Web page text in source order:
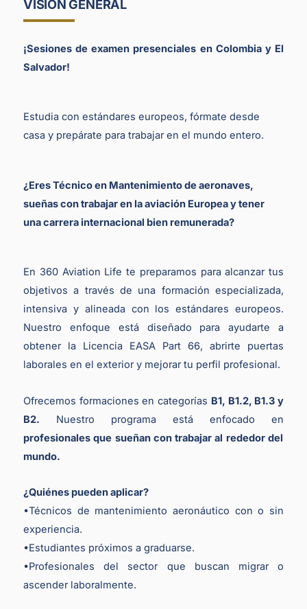
VISIÓN GENERAL
¡Sesiones de examen presenciales en Colombia y El
Salvador!
Estudia con estándares europeos, fórmate desde
casa y prepárate para trabajar en el mundo entero.
¿Eres Técnico en Mantenimiento de aeronaves,
sueñas con trabajar en la aviación Europea y tener
una carrera internacional bien remunerada?
En 360 Aviation Life te preparamos para alcanzar tus
objetivos a través de una formación especializada,
intensiva y alineada con los estándares europeos.
Nuestro enfoque está diseñado para ayudarte a
obtener la Licencia EASA Part 66, abrirte puertas
laborales en el exterior y mejorar tu perfil profesional.
Ofrecemos formaciones en categorías B1, B1.2, B1.3 y
B2. Nuestro programa está enfocado en
profesionales que sueñan con trabajar al rededor del
mundo.
¿Quiénes pueden aplicar?
•Técnicos de mantenimiento aeronáutico con o sin
experiencia.
•Estudiantes próximos a graduarse.
•Profesionales del sector que buscan migrar o
ascender laboralmente.